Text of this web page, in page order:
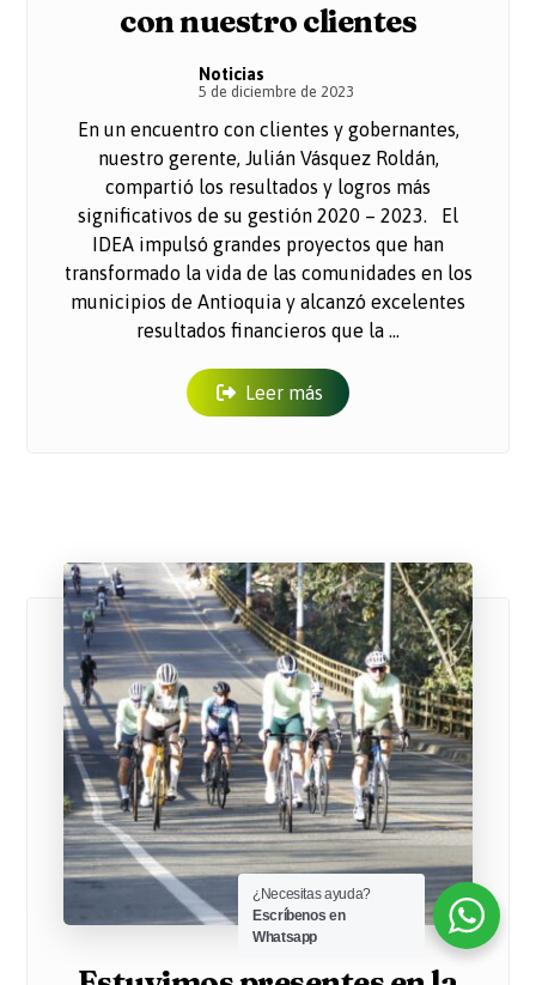
con nuestro clientes
Noticias
5 de diciembre de 2023
En un encuentro con clientes y gobernantes,
nuestro gerente, Julián Vásquez Roldán,
compartió los resultados y logros más
significativos de su gestión 2020 – 2023. El
IDEA impulsó grandes proyectos que han
transformado la vida de las comunidades en los
municipios de Antioquia y alcanzó excelentes
resultados financieros que la ...
Leer más
¿Necesitas ayuda?
Escríbenos en
Whatsapp